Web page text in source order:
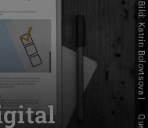
Bild: Katrin Bolovtsova |